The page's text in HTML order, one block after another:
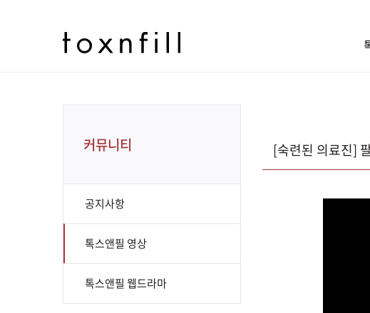
커뮤니티
공지사항
톡스앤필 영상
톡스앤필 웹드라마
[숙련된 의료진]